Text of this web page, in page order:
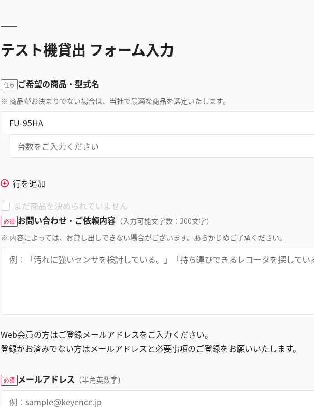
テスト機貸出 フォーム入力
任意 ご希望の商品・型式名
※ 商品がお決まりでない場合は、当社で最適な商品を選定いたします。
行を追加
まだ商品を決められていません
必須 お問い合わせ・ご依頼内容 （入力可能文字数：300文字）
※ 内容によっては、お貸し出しできない場合がございます。あらかじめご了承ください。
Web会員の方はご登録メールアドレスをご入力ください。
登録がお済みでない方はメールアドレスと必要事項のご登録をお願いいたします。
必須 メールアドレス （半角英数字）